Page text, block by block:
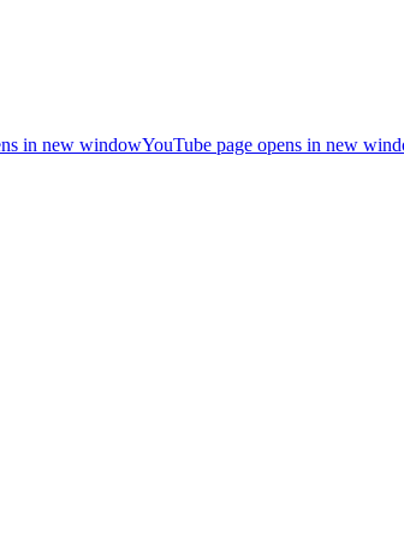
in new windowYouTube page opens in new